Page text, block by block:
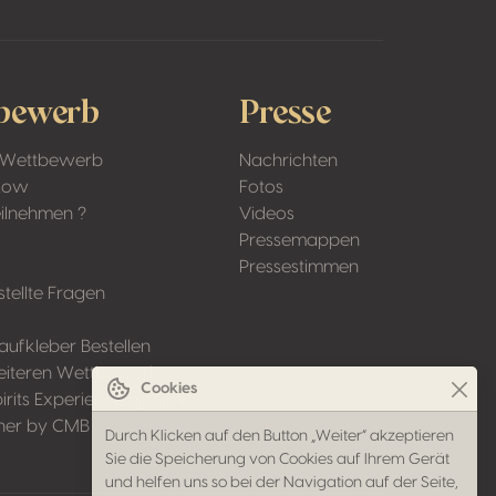
?
Fragen
Bestellen
Wettbewerbe
Experience by CMB
by CMB
Presse
Nachrichten
Fotos
Videos
Pressemappen
Pressestimmen
Cookies
Durch Klicken auf den Button „Weiter“ akzeptieren
Sie die Speicherung von Cookies auf Ihrem Gerät
und helfen uns so bei der Navigation auf der Seite,